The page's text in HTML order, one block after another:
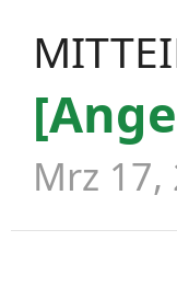
Mrz 17,